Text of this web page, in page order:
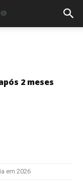
2 meses
em 2026